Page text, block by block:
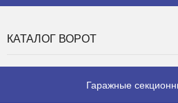
КАТАЛОГ ВОРОТ
Гаражные